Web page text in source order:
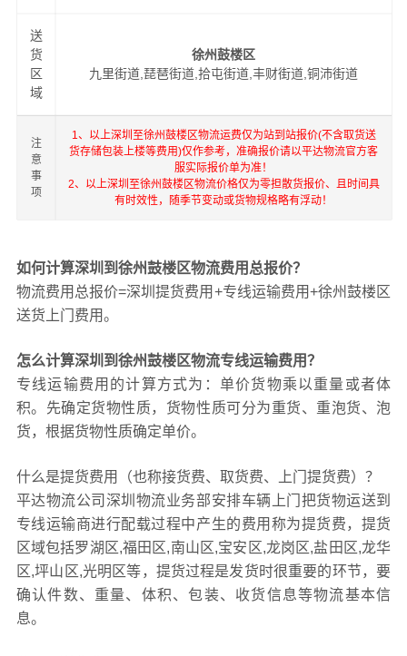
送
货
区
域
徐州鼓楼区
九里街道,琵琶街道,拾屯街道,丰财街道,铜沛街道
注
意
事
项
1、以上深圳至徐州鼓楼区物流运费仅为站到站报价(不含取货送
货存储包装上楼等费用)仅作参考，准确报价请以平达物流官方客
服实际报价单为准！
2、以上深圳至徐州鼓楼区物流价格仅为零担散货报价、且时间具
有时效性，随季节变动或货物规格略有浮动！
如何计算深圳到徐州鼓楼区物流费用总报价？
物流费用总报价=深圳提货费用+专线运输费用+徐州鼓楼区
送货上门费用。
怎么计算深圳到徐州鼓楼区物流专线运输费用？
专线运输费用的计算方式为：单价货物乘以重量或者体
积。先确定货物性质，货物性质可分为重货、重泡货、泡
货，根据货物性质确定单价。
什么是提货费用（也称接货费、取货费、上门提货费）？
平达物流公司深圳物流业务部安排车辆上门把货物运送到
专线运输商进行配载过程中产生的费用称为提货费，提货
区域包括罗湖区,福田区,南山区,宝安区,龙岗区,盐田区,龙华
区,坪山区,光明区等，提货过程是发货时很重要的环节，要
确认件数、重量、体积、包装、收货信息等物流基本信
息。